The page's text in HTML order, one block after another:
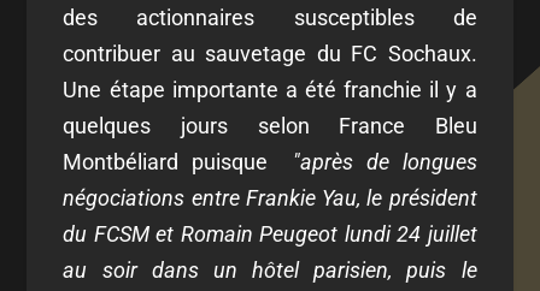
des actionnaires susceptibles de
contribuer au sauvetage du FC Sochaux.
Une étape importante a été franchie il y a
quelques jours selon France Bleu
Montbéliard puisque "après de longues
négociations entre Frankie Yau, le président
du FCSM et Romain Peugeot lundi 24 juillet
au soir dans un hôtel parisien, puis le